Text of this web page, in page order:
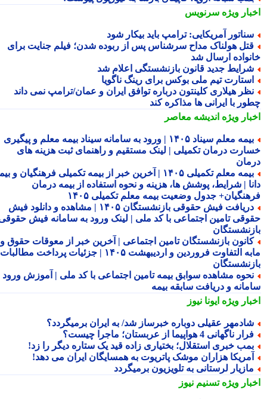
ویژهسرنویس
آمریکایی: ترامپ باید بیکار شود
هولناک مداح سرشناس پس از ربوده شدن؛ فیلم جنایت برای
ارسال شد
جدید قانون بازنشستگی اعلام شد
تیم ملی بوکس برای رینگ ناگویا
هیلاری کلینتون درباره توافق ایران و عمان/ترامپ نمی داند
با ایرانی ها مذاکره کند
ویژهاندیشه معاصر
بیمه معلم سیناد ۱۴۰۵ | ورود به سامانه سیناد بیمه معلم و پیگیری
درمان تکمیلی | لینک مستقیم و راهنمای ثبت هزینه های
بیمه معلم تکمیلی ۱۴۰۵ | آخرین خبر از بیمه تکمیلی فرهنگیان و بیمه
| شرایط، پوشش ها، هزینه و نحوه استفاده از بیمه درمان
جدول وضعیت بیمه معلم تکمیلی ۱۴۰۵
دریافت فیش حقوقی بازنشستگان ۱۴۰۵ | مشاهده و دانلود فیش
تامین اجتماعی با کد ملی | لینک ورود به سامانه فیش حقوقی
بازنشستگان تامین اجتماعی | آخرین خبر از معوقات حقوق و
مابه التفاوت فروردین و اردیبهشت ۱۴۰۵ | جزئیات پرداخت مطالبات
مشاهده سوابق بیمه تامین اجتماعی با کد ملی | آموزش ورود به
و دریافت سابقه بیمه
ویژهایونا نیوز
عقیلی دوباره خبرساز شد/ به ایران برمیگردد؟
ناگهانی 4 هواپیما از عربستان؛ ماجرا چیست؟
خبری استقلال؛ بختیاری زاده قید یک ستاره دیگر را زد!
هزاران موشک پاتریوت به همسایگان ایران می دهد!
لرستانی به تلویزیون برمیگردد
ویژهتسنیم نیوز